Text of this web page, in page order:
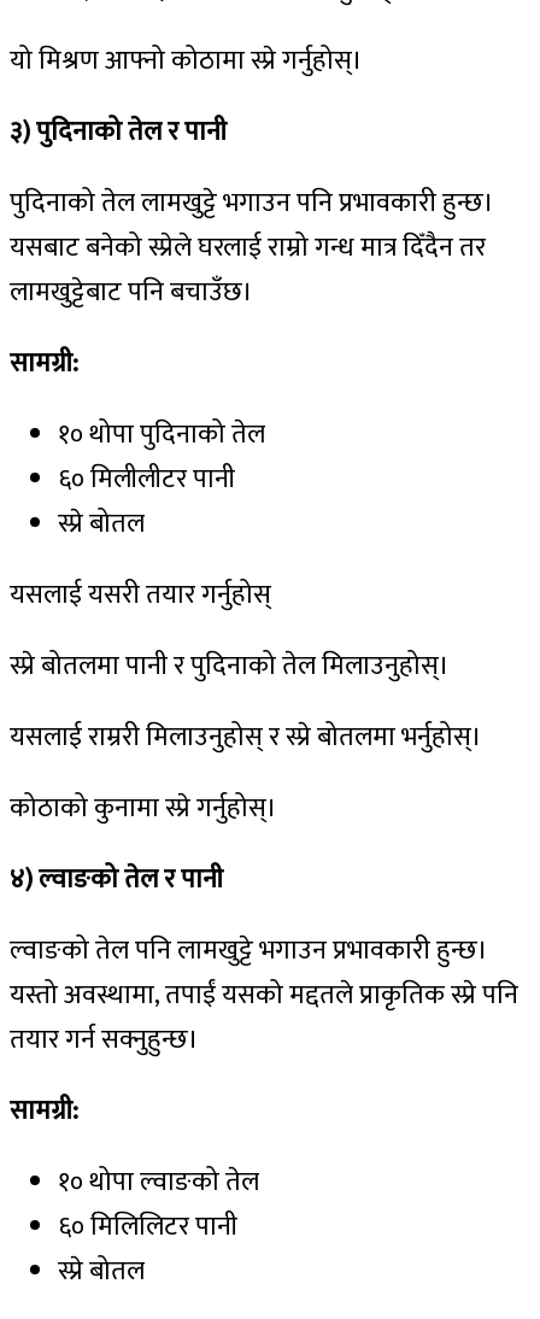
यो मिश्रण आफ्नो कोठामा स्प्रे गर्नुहोस्।
३)पुदिनाकोतेलरपानी
पुदिनाको तेल लामखुट्टे भगाउन पनि प्रभावकारी हुन्छ।
यसबाट बनेको स्प्रेले घरलाई राम्रो गन्ध मात्र दिँदैन तर
लामखुट्टेबाट पनि बचाउँछ।
सामग्री:
१० थोपा पुदिनाको तेल
६० मिलीलीटर पानी
स्प्रे बोतल
यसलाई यसरी तयार गर्नुहोस्
स्प्रे बोतलमा पानी र पुदिनाको तेल मिलाउनुहोस्।
यसलाई राम्ररी मिलाउनुहोस् र स्प्रे बोतलमा भर्नुहोस्।
कोठाको कुनामा स्प्रे गर्नुहोस्।
४)ल्वाङकोतेलरपानी
ल्वाङको तेल पनि लामखुट्टे भगाउन प्रभावकारी हुन्छ।
यस्तो अवस्थामा, तपाईं यसको मद्दतले प्राकृतिक स्प्रे पनि
तयार गर्न सक्नुहुन्छ।
सामग्री:
१० थोपा ल्वाङको तेल
६० मिलिलिटर पानी
स्प्रे बोतल